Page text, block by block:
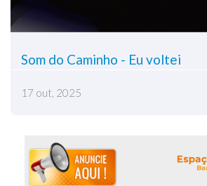
Som do Caminho - Eu voltei
17 out, 2025